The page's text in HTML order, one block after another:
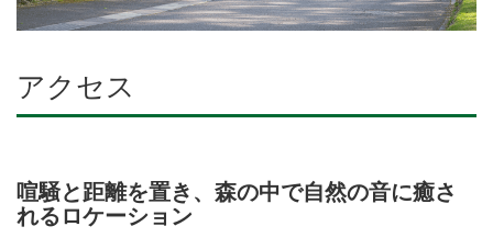
アクセス
喧騒と距離を置き、森の中で自然の音に癒さ
れるロケーション